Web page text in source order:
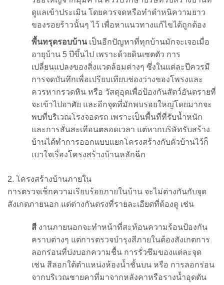
ดูแลเข้าประเมิน โดยควรจดหรือทำตำหนิความยาว
ของรอยร้าวนั้นๆ ไว้ เพื่อหาแนวทางแก้ไขได้ถูกต้อง
พื้นทรุดรอบบ้านเป็นอีกปัญหาที่ทุกบ้านมักจะเจอเมื่อ
อายุบ้าน 5 ปีขึ้นไป เพราะด้วยดินเซตตัว การ
เปลี่ยนแปลงของสิ่งแวดล้อมต่างๆ ซึ่งในแต่ละปีควรมี
การจดบันทึกเพื่อเปรียบเทียบช่องว่างของโพรงและ
ควรหากรวดหิน หรือ วัสดุอุดเพื่อป้องกันสัตว์อันตรายที่
จะเข้าไปอาศัย และอีกจุดที่มักพบรอยใหญ่โดยมากจะ
พบที่บริเวณโรงจอดรถ เพราะเป็นพื้นที่ที่รับน้ำหนัก
และการสั่นสะเทือนตลอดเวลา แต่หากบริษัทรับสร้าง
บ้านได้ทำการออกแบบแยกโครงสร้างกับตัวบ้านไว้ก็
เบาใจเรื่องโครงสร้างบ้านหลักฉีก
2. โครงสร้างบ้านภายใน
การตรวจเช็กความเรียบร้อยภายในบ้าน จะไม่ต่างกันกับจุด
สังเกตภายนอก แต่ต่างกันตรงที่รายละเอียดที่ต้องดู เช่น
สี งานภายนอกจะทำหน้าที่สะท้อนความร้อนป้องกัน
คราบต่างๆ แต่การตรวจบำรุงสีภายในต้องสังเกตการ
ลอกร่อนที่บ่งบอกความชื้น การรั่วซึมของแต่ละจุด
เช่น สีลอกใต้ตำแหน่งห้องน้ำชั้นบน หรือ การลอกร่อน
จากบริเวณชายคาที่มาจากหลังคาหรือรางน้ำอุดตัน